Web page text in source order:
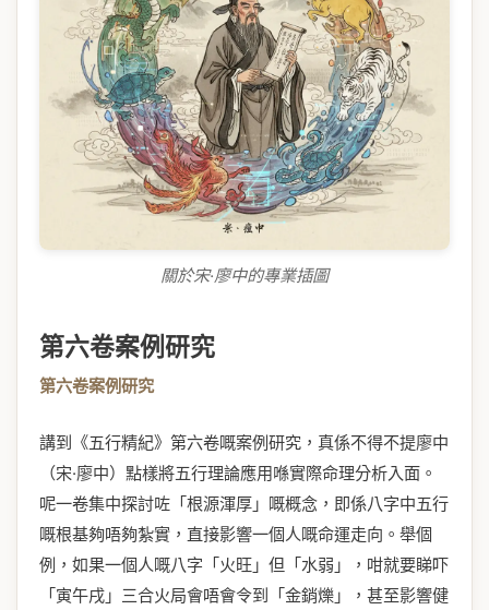
關於宋·廖中的專業插圖
第六卷案例研究
第六卷案例研究
講到《五行精紀》第六卷嘅案例研究，真係不得不提廖中
（宋·廖中）點樣將五行理論應用喺實際命理分析入面。
呢一卷集中探討咗「根源渾厚」嘅概念，即係八字中五行
嘅根基夠唔夠紮實，直接影響一個人嘅命運走向。舉個
例，如果一個人嘅八字「火旺」但「水弱」，咁就要睇吓
「寅午戌」三合火局會唔會令到「金銷爍」，甚至影響健